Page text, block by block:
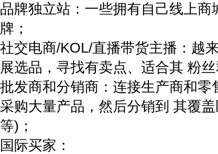
品牌独立站：一些拥有自己线上
牌；
社交电商/KOL/直播带货主播：越
展选品，寻找有卖点、适合其 粉
批发商和分销商：连接生产商和
采购大量产品，然后分销到 其覆
等)；
国际买家：